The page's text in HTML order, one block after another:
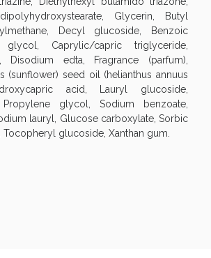
Glycerin, Butyl
Decyl glucoside, Benzoic
Caprylic/capric triglyceride,
edta, Fragrance (parfum),
(sunflower) seed oil (helianthus annuus
acid, Lauryl glucoside,
Propylene glycol, Sodium benzoate,
lauryl, Glucose carboxylate, Sorbic
glucoside, Xanthan gum.
Sconto fino al 55% valido
oggi!